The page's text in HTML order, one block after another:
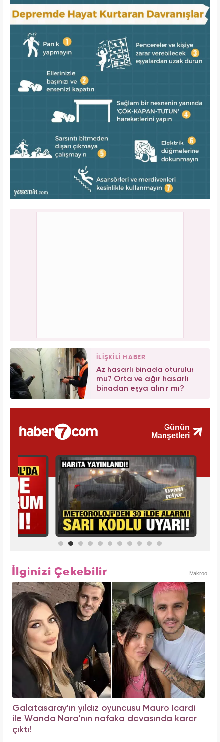
İLİŞKİLİ HABER
Az hasarlı binada oturulur
mu? Orta ve ağır hasarlı
binadan eşya alınır mı?
İlginizi Çekebilir Makroo
Galatasaray'ın yıldız oyuncusu Mauro Icardi
ile Wanda Nara'nın nafaka davasında karar
çıktı!